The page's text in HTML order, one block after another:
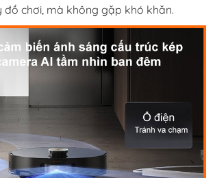
đồ chơi, mà không gặp khó khăn.